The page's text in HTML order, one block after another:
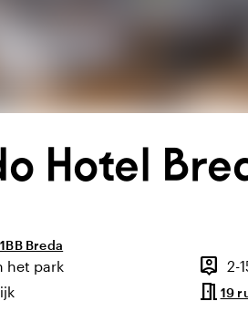
Hotel
Breda
het park person_pin 2-
meeting_room 19